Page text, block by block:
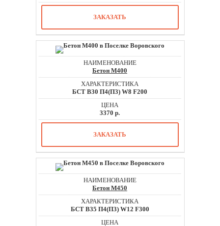
ЗАКАЗАТЬ
Бетон М400
БСТ В30 П4(П3) W8 F200
3370 р.
ЗАКАЗАТЬ
Бетон М450
БСТ В35 П4(П3) W12 F300